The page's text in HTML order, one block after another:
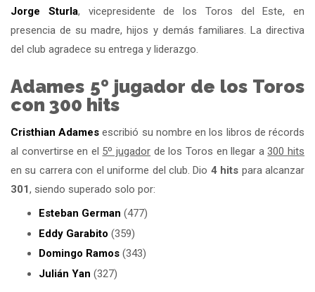
Jorge Sturla, vicepresidente de los Toros del Este, en
presencia de su madre, hijos y demás familiares. La directiva
del club agradece su entrega y liderazgo.
Adames 5º jugador de los Toros
con 300 hits
Cristhian Adames escribió su nombre en los libros de récords
al convertirse en el 5º jugador de los Toros en llegar a300 hits
en su carrera con el uniforme del club. Dio 4 hits para alcanzar
301, siendo superado solo por:
Esteban German (477)
Eddy Garabito (359)
Domingo Ramos (343)
Julián Yan (327)